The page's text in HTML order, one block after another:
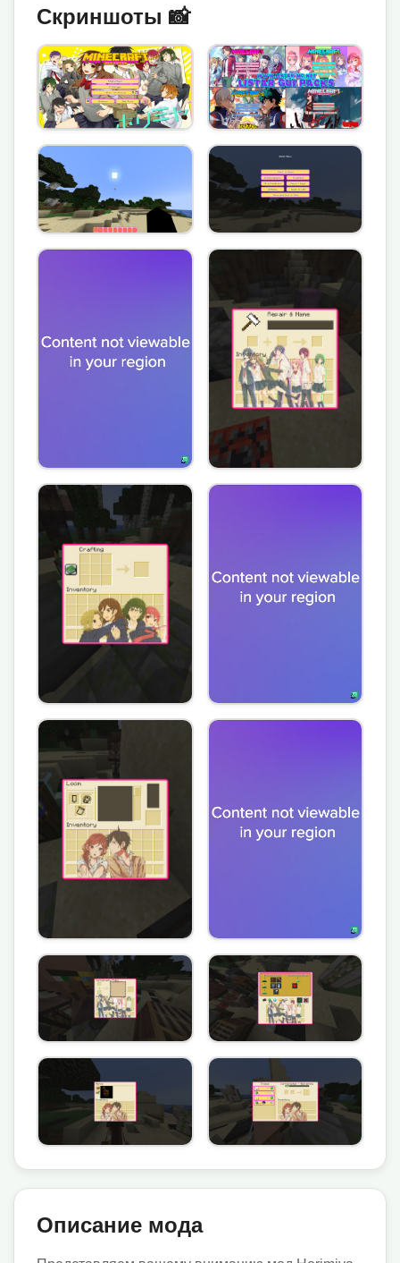
Скриншоты 📸
Описание мода